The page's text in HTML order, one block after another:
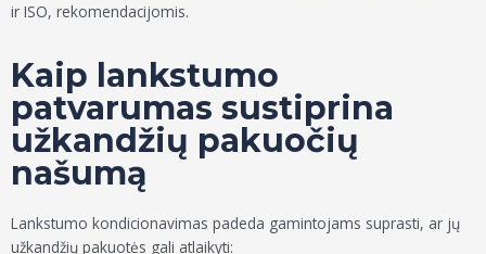
ir ISO, rekomendacijomis.
Kaip lankstumo
patvarumas sustiprina
užkandžių pakuočių
našumą
Lankstumo kondicionavimas padeda gamintojams suprasti, ar jų
užkandžių pakuotės gali atlaikyti: